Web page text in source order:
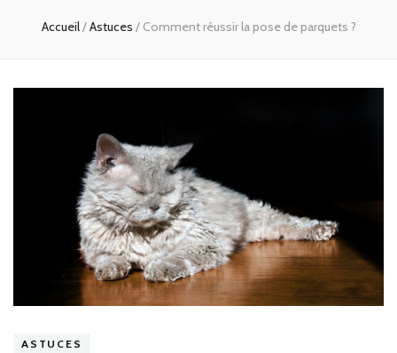
Accueil/Astuces / Comment réussir la pose de parquets ?
ASTUCES